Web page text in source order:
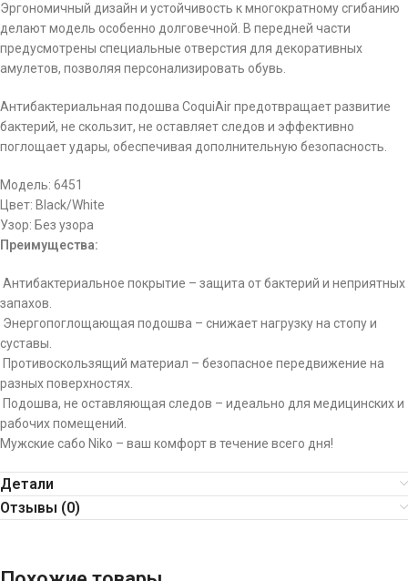
Эргономичный дизайн и устойчивость к многократному сгибанию
делают модель особенно долговечной. В передней части
предусмотрены специальные отверстия для декоративных
амулетов, позволяя персонализировать обувь.
Антибактериальная подошва CoquiAir предотвращает развитие
бактерий, не скользит, не оставляет следов и эффективно
поглощает удары, обеспечивая дополнительную безопасность.
Модель: 6451
Цвет: Black/White
Узор: Без узора
Преимущества:
Антибактериальное покрытие – защита от бактерий и неприятных
запахов.
Энергопоглощающая подошва – снижает нагрузку на стопу и
суставы.
Противоскользящий материал – безопасное передвижение на
разных поверхностях.
Подошва, не оставляющая следов – идеально для медицинских и
рабочих помещений.
Мужские сабо Niko – ваш комфорт в течение всего дня!
Детали
Отзывы (0)